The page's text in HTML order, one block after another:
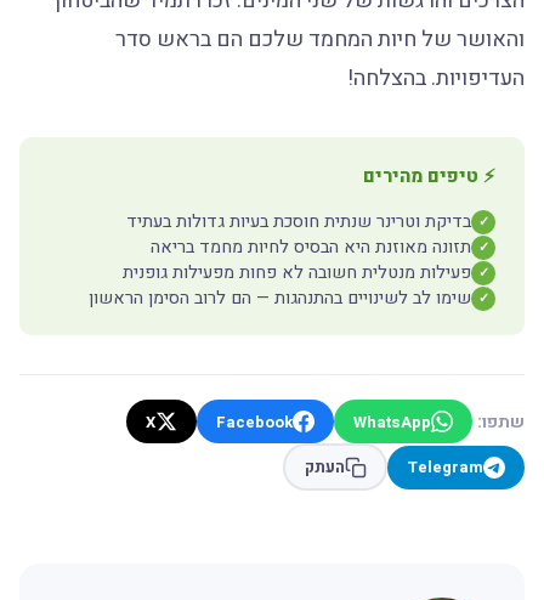
והאושר של חיות המחמד שלכם הם בראש סדר
העדיפויות. בהצלחה!
⚡ טיפים מהירים
✓ בדיקת וטרינר שנתית חוסכת בעיות גדולות בעתיד
✓ תזונה מאוזנת היא הבסיס לחיות מחמד בריאה
✓ פעילות מנטלית חשובה לא פחות מפעילות גופנית
✓ שימו לב לשינויים בהתנהגות — הם לרוב הסימן הראשון
שתפו: WhatsApp
Facebook
X
Telegram
העתק